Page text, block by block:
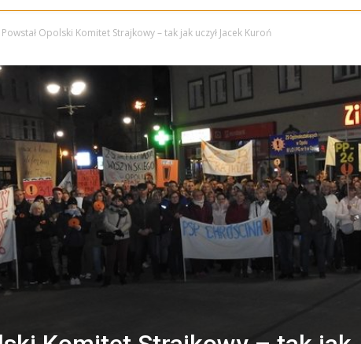
Powstał Opolski Komitet Strajkowy – tak jak uczył Jacek Kuroń